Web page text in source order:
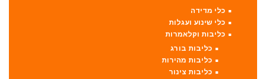
כלי מדידה
כלי שינוע ועגלות
כליבות וקלאמרות
כליבות בורג
כליבות מהירות
כליבות צינור